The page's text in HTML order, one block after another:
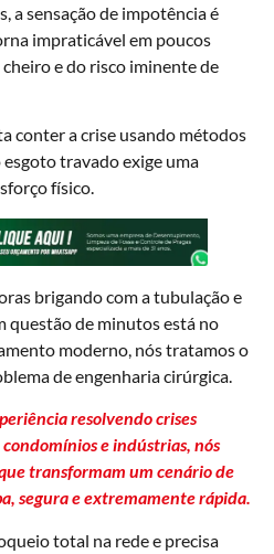
a sensação de impotência é
impraticável em poucos
e do risco iminente de
conter a crise usando métodos
travado exige uma
físico.
brigando com a tubulação e
questão de minutos está no
moderno, nós tratamos o
de engenharia cirúrgica.
resolvendo crises
e indústrias, nós
transformam um cenário de
segura e extremamente rápida.
total na rede e precisa